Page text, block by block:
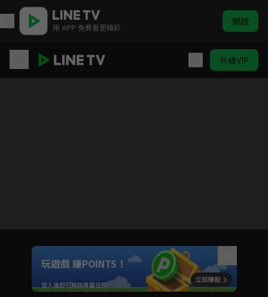
用 APP 免費看更精彩 開啟
升級VIP
Unmute
如有不便請見諒
玩遊戲 賺POINTS！
登入後即可解鎖專屬任務